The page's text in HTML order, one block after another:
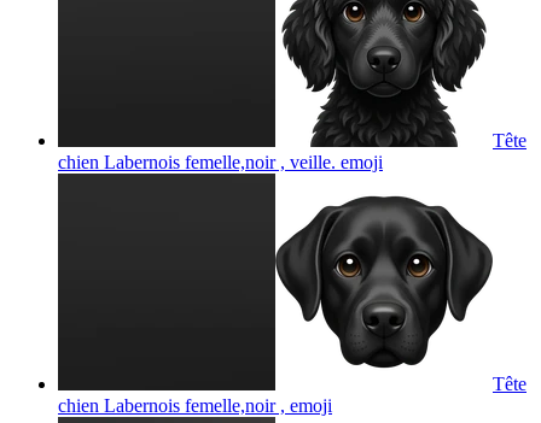
Tête
chien Labernois femelle,noir , veille. emoji
Tête
chien Labernois femelle,noir , emoji